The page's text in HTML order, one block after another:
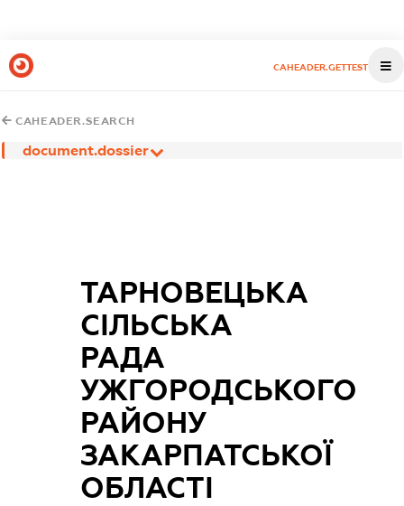
CAHEADER.GETTEST
CAHEADER.SEARCH
document.dossier
ТАРНОВЕЦЬКА
СІЛЬСЬКА
РАДА
УЖГОРОДСЬКОГО
РАЙОНУ
ЗАКАРПАТСЬКОЇ
ОБЛАСТІ